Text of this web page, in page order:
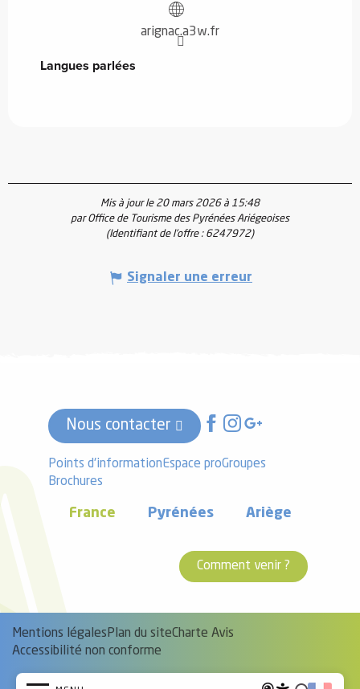
arignac.a3w.fr
Langues parlées
Langues parlées
Mis à jour le 20 mars 2026 à 15:48
par Office de Tourisme des Pyrénées Ariégeoises
(Identifiant de l'offre : 6247972)
Signaler une erreur
Nous contacter
Points d'informationEspace proGroupes
Brochures
France Pyrénées Ariège
Comment venir ?
Mentions légales Plan du siteCharte Avis
Accessibilité non conforme